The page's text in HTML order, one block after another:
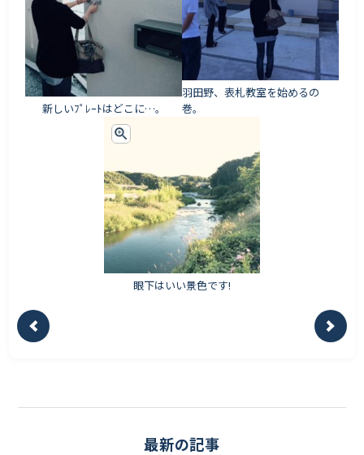
新しいﾌﾟﾚｰﾄはどこに…。
羽田野、表札教室を始めるの
巻。
眼下はいい景色です!
最新の記事